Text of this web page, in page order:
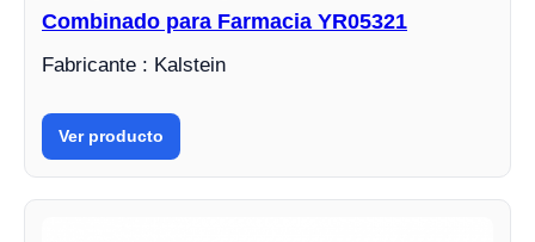
Combinado para Farmacia YR05321
Fabricante : Kalstein
Ver producto